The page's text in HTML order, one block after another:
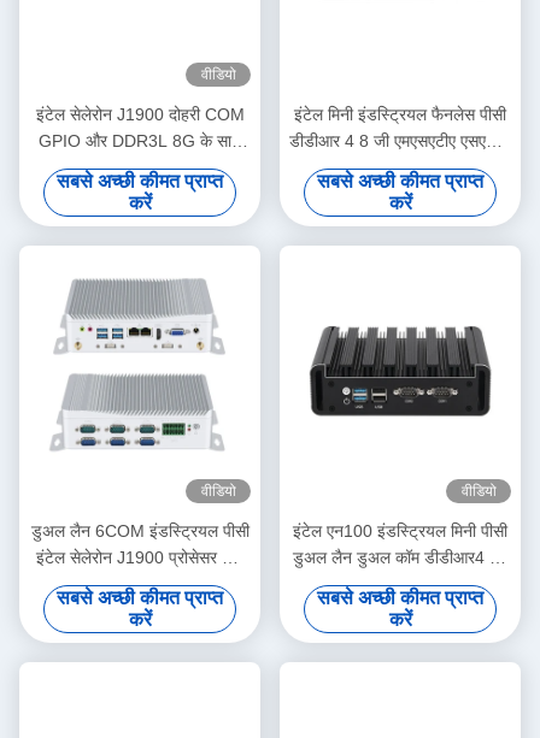
वीडियो
इंटेल सेलेरोन J1900 दोहरी COM
GPIO और DDR3L 8G के साथ
पंखे रहित औद्योगिक पीसी
सबसे अच्छी कीमत प्राप्त
करें
इंटेल मिनी इंडस्ट्रियल फैनलेस पीसी
डीडीआर 4 8 जी एमएसएटीए एसएसडी
डुअल लैन एचडी डिस्प्ले लिनक्स के
साथ
सबसे अच्छी कीमत प्राप्त
करें
वीडियो
डुअल लैन 6COM इंडस्ट्रियल पीसी
इंटेल सेलेरोन J1900 प्रोसेसर और
कोर सीरीज प्रोसेसर
सबसे अच्छी कीमत प्राप्त
करें
वीडियो
इंटेल एन100 इंडस्ट्रियल मिनी पीसी
डुअल लैन डुअल कॉम डीडीआर4 16
जी रैम फॉर इंडस्ट्रियल
सबसे अच्छी कीमत प्राप्त
करें